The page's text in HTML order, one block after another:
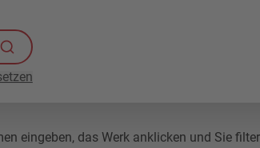
eingeben, das Werk anklicken und Sie